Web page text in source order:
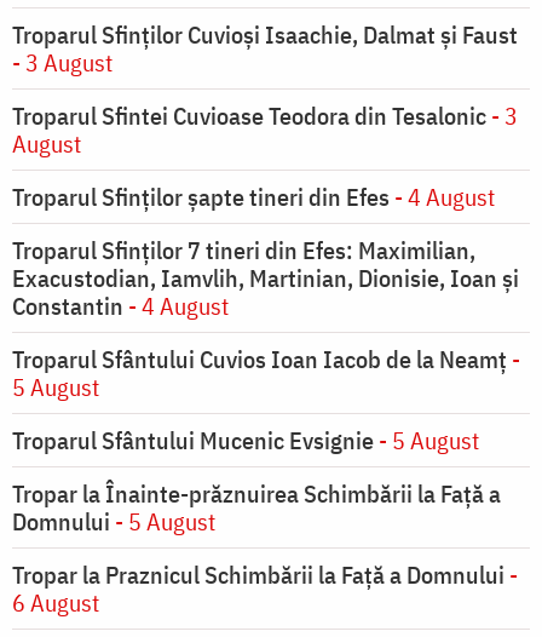
Troparul Sfinţilor Cuvioşi Isaachie, Dalmat şi Faust
- 3 August
Troparul Sfintei Cuvioase Teodora din Tesalonic- 3
August
Troparul Sfinţilor şapte tineri din Efes - 4 August
Troparul Sfinţilor 7 tineri din Efes: Maximilian,
Exacustodian, Iamvlih, Martinian, Dionisie, Ioan şi
Constantin - 4 August
Troparul Sfântului Cuvios Ioan Iacob de la Neamț -
5 August
Troparul Sfântului Mucenic Evsignie- 5 August
Tropar la Înainte-prăznuirea Schimbării la Faţă a
Domnului - 5 August
Tropar la Praznicul Schimbării la Faţă a Domnului -
6 August